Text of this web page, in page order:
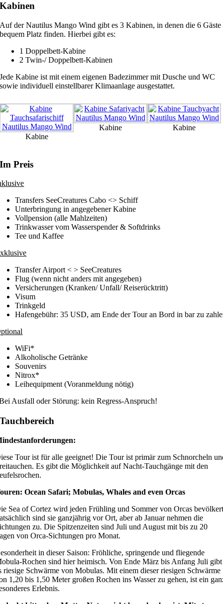
Kabinen
Auf der Nautilus Mango Wind gibt es 3 Kabinen, in denen die 6 Gäste
bequem Platz finden. Hierbei gibt es:
1 Doppelbett-Kabine
2 Twin-/ Doppelbett-Kabinen
Jede Kabine ist mit einem eigenen Badezimmer mit Dusche und WC
sowie individuell einstellbarer Klimaanlage ausgestattet.
Kabine
Kabine Kabine
Im Preis
Transfers SeeCreatures Cabo <> Schiff
Unterbringung in angegebener Kabine
Vollpension (alle Mahlzeiten)
Trinkwasser vom Wasserspender & Softdrinks
Tee und Kaffee
Transfer Airport < > SeeCreatures
Flug (wenn nicht anders mit angegeben)
Versicherungen (Kranken/ Unfall/ Reiserücktritt)
Visum
Trinkgeld
Hafengebühr: 35 USD, am Ende der Tour an Bord in bar zu
WiFi*
Alkoholische Getränke
Souvenirs
Nitrox*
Leihequipment (Voranmeldung nötig)
Ausfall oder Störung: kein Regress-Anspruch!
Tauchbereich
Tour ist für alle geeignet! Die Tour ist primär zum Schnorcheln
Es gibt die Möglichkeit auf Nacht-Tauchgänge mit den
Ocean Safari; Mobulas, Whales and even Orcas
Sea of Cortez wird jeden Frühling und Sommer von Orcas
sind sie ganzjährig vor Ort, aber ab Januar nehmen die
zu. Die Spitzenzeiten sind Juli und August mit bis zu 20
von Orca-Sichtungen pro Monat.
in dieser Saison: Fröhliche, springende und fliegende
Rochen sind hier heimisch. Von Ende März bis Anfang Juli gibt
riesige Schwärme von Mobulas. Mit einem dieser riesigen Schwärme
1,20 bis 1,50 Meter großen Rochen ins Wasser zu gehen, ist ein
Erlebnis.